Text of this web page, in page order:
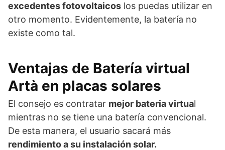
excedentes fotovoltaicos los puedas utilizar en
otro momento. Evidentemente, la batería no
existe como tal.
Ventajas de Batería virtual
Artà en placas solares
El consejo es contratar mejor bateria virtual
mientras no se tiene una batería convencional.
De esta manera, el usuario sacará más
rendimiento a su instalación solar.